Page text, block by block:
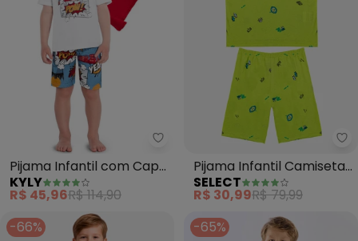
Kyly - Pijama Infantil com
Pijama Infantil com Capa
Menino (Branco)
KYLY
R$ 45,96R$ 114,90
Pijama Infantil Camiseta
e Bermuda (Verde)
SELECT
R$ 30,99R$ 79,99
-66%
-65%